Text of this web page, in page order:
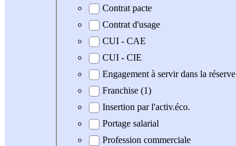
Contrat pacte
Contrat d'usage
CUI - CAE
CUI - CIE
Engagement à servir dans la réserve
Franchise (1)
Insertion par l'activ.éco.
Portage salarial
Profession commerciale